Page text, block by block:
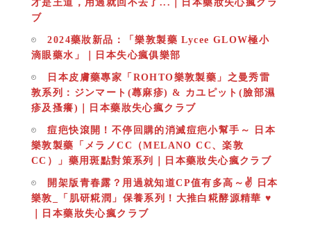
才是王道，用過就回不去了...｜日本藥妝失心瘋クラ
ブ
2024藥妝新品：「樂敦製藥 Lycee GLOW極小
滴眼藥水」｜日本失心瘋俱樂部
日本皮膚藥專家「ROHTO樂敦製藥」之曼秀雷
敦系列：ジンマート(蕁麻疹) & カユピット(臉部濕
疹及搔癢)｜日本藥妝失心瘋クラブ
痘疤快滾開！不停回購的消滅痘疤小幫手～ 日本
樂敦製藥「メラノCC（MELANO CC、楽敦
CC）」藥用斑點對策系列｜日本藥妝失心瘋クラブ
開架版青春露？用過就知道CP值有多高～✌ 日本
樂敦_「肌研糀潤」保養系列！大推白糀酵源精華 ♥
｜日本藥妝失心瘋クラブ